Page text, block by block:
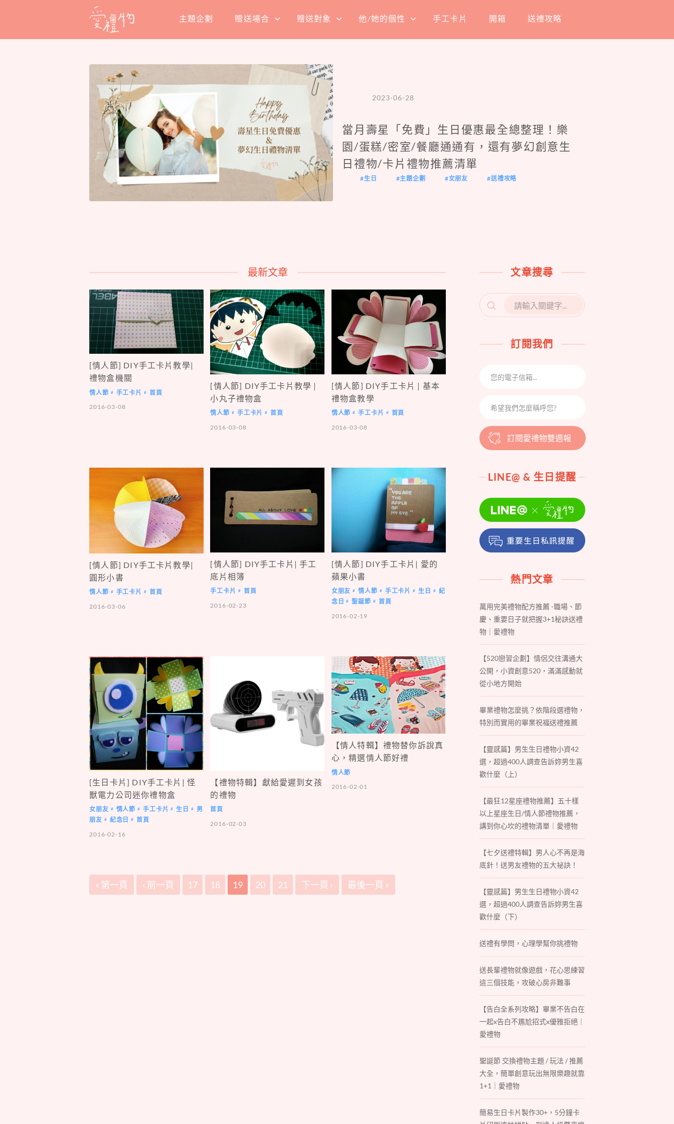
content
主題企劃 贈送場合 贈送對象 他/她的個性 手工卡片 開箱 送禮攻略
2023-06-28
當月壽星「免費」生日優惠最全總整理！樂
園/蛋糕/密室/餐廳通通有，還有夢幻創意生
日禮物/卡片禮物推薦清單
生日 主題企劃 女朋友 送禮攻略
最新文章
[情人節] DIY手工卡片教學|
禮物盒機關
情人節 # 手工卡片 #
首頁
2016-03-08
[情人節] DIY手工卡片教學 |
小丸子禮物盒
情人節 # 手工卡片 #
首頁
2016-03-08
[情人節] DIY手工卡片 | 基本
禮物盒教學
情人節 # 手工卡片 #
首頁
2016-03-08
[情人節] DIY手工卡片教學|
圓形小書
情人節 # 手工卡片 #
首頁
2016-03-06
[情人節] DIY手工卡片| 手工
底片相簿
手工卡片 #
首頁
2016-02-23
[情人節] DIY手工卡片| 愛的
蘋果小書
女朋友 # 情人節 # 手工卡片 # 生日 #
紀
念日
# 聖誕節 #
首頁
2016-02-19
[生日卡片] DIY手工卡片| 怪
獸電力公司迷你禮物盒
女朋友 # 情人節 # 手工卡片 # 生日 #
男
朋友 # 紀念日 #
首頁
2016-02-16
【禮物特輯】獻給愛遲到女孩
的禮物
首頁
2016-02-03
【情人特輯】禮物替你訴說真
心，精選情人節好禮
情人節
2016-02-01
« 第一頁 ‹ 前一頁 17 18 19 20 21 下一頁 › 最後一頁 »
文章搜尋
SEARCH
FOR:
訂閱我們
訂閱愛禮物雙週報
LINE@ & 生日提醒
熱門文章
萬用完美禮物配方推薦 -職場、節
慶、重要日子就把握3+1秘訣送禮
物｜愛禮物
【520戀習企劃】情侶交往溝通大
公開，小資創意520，滿滿感動就
從小地方開始
畢業禮物怎麼挑？依階段選禮物，
特別而實用的畢業祝福送禮推薦
【靈感篇】男生生日禮物小資42
選，超過400人調查告訴妳男生喜
歡什麼（上）
【最狂12星座禮物推薦】五十樣
以上星座生日/情人節禮物推薦，
講到你心坎的禮物清單｜愛禮物
【七夕送禮特輯】男人心不再是海
底針！送男友禮物的五大祕訣！
【靈感篇】男生生日禮物小資42
選，超過400人調查告訴妳男生喜
歡什麼（下）
送禮有學問，心理學幫你挑禮物
送長輩禮物就像遊戲，花心思練習
這三個技能，攻破心房非難事
【告白全系列攻略】畢業不告白在
一起x告白不尷尬招式x優雅拒絕｜
愛禮物
聖誕節 交換禮物主題 / 玩法 / 推薦
大全，簡單創意玩出無限樂趣就靠
1+1｜愛禮物
簡易生日卡片製作30+，5分鐘卡